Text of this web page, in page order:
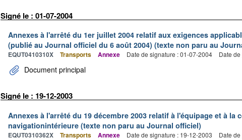
Signé le : 01-07-2004
Annexes à l'arrêté du 1er juillet 2004 relatif aux exigences
(publié au Journal officiel du 6 août 2004) (texte non paru au
EQUT0410310X Transports Annexe Date de signature : 01-07-2004 Date
Document principal
Signé le : 19-12-2003
Annexes à l'arrêté du 19 décembre 2003 relatif à l'équipage et à la
navigationintérieure (texte non paru au Journal officiel)
EQUT0310362X Transports Annexe Date de signature : 19-12-2003 Date